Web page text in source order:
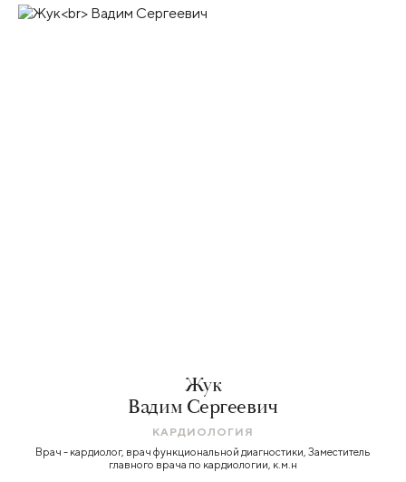
Жук
Вадим Сергеевич
КАРДИОЛОГИЯ
Врач - кардиолог, врач функциональной диагностики, Заместитель
главного врача по кардиологии, к.м.н